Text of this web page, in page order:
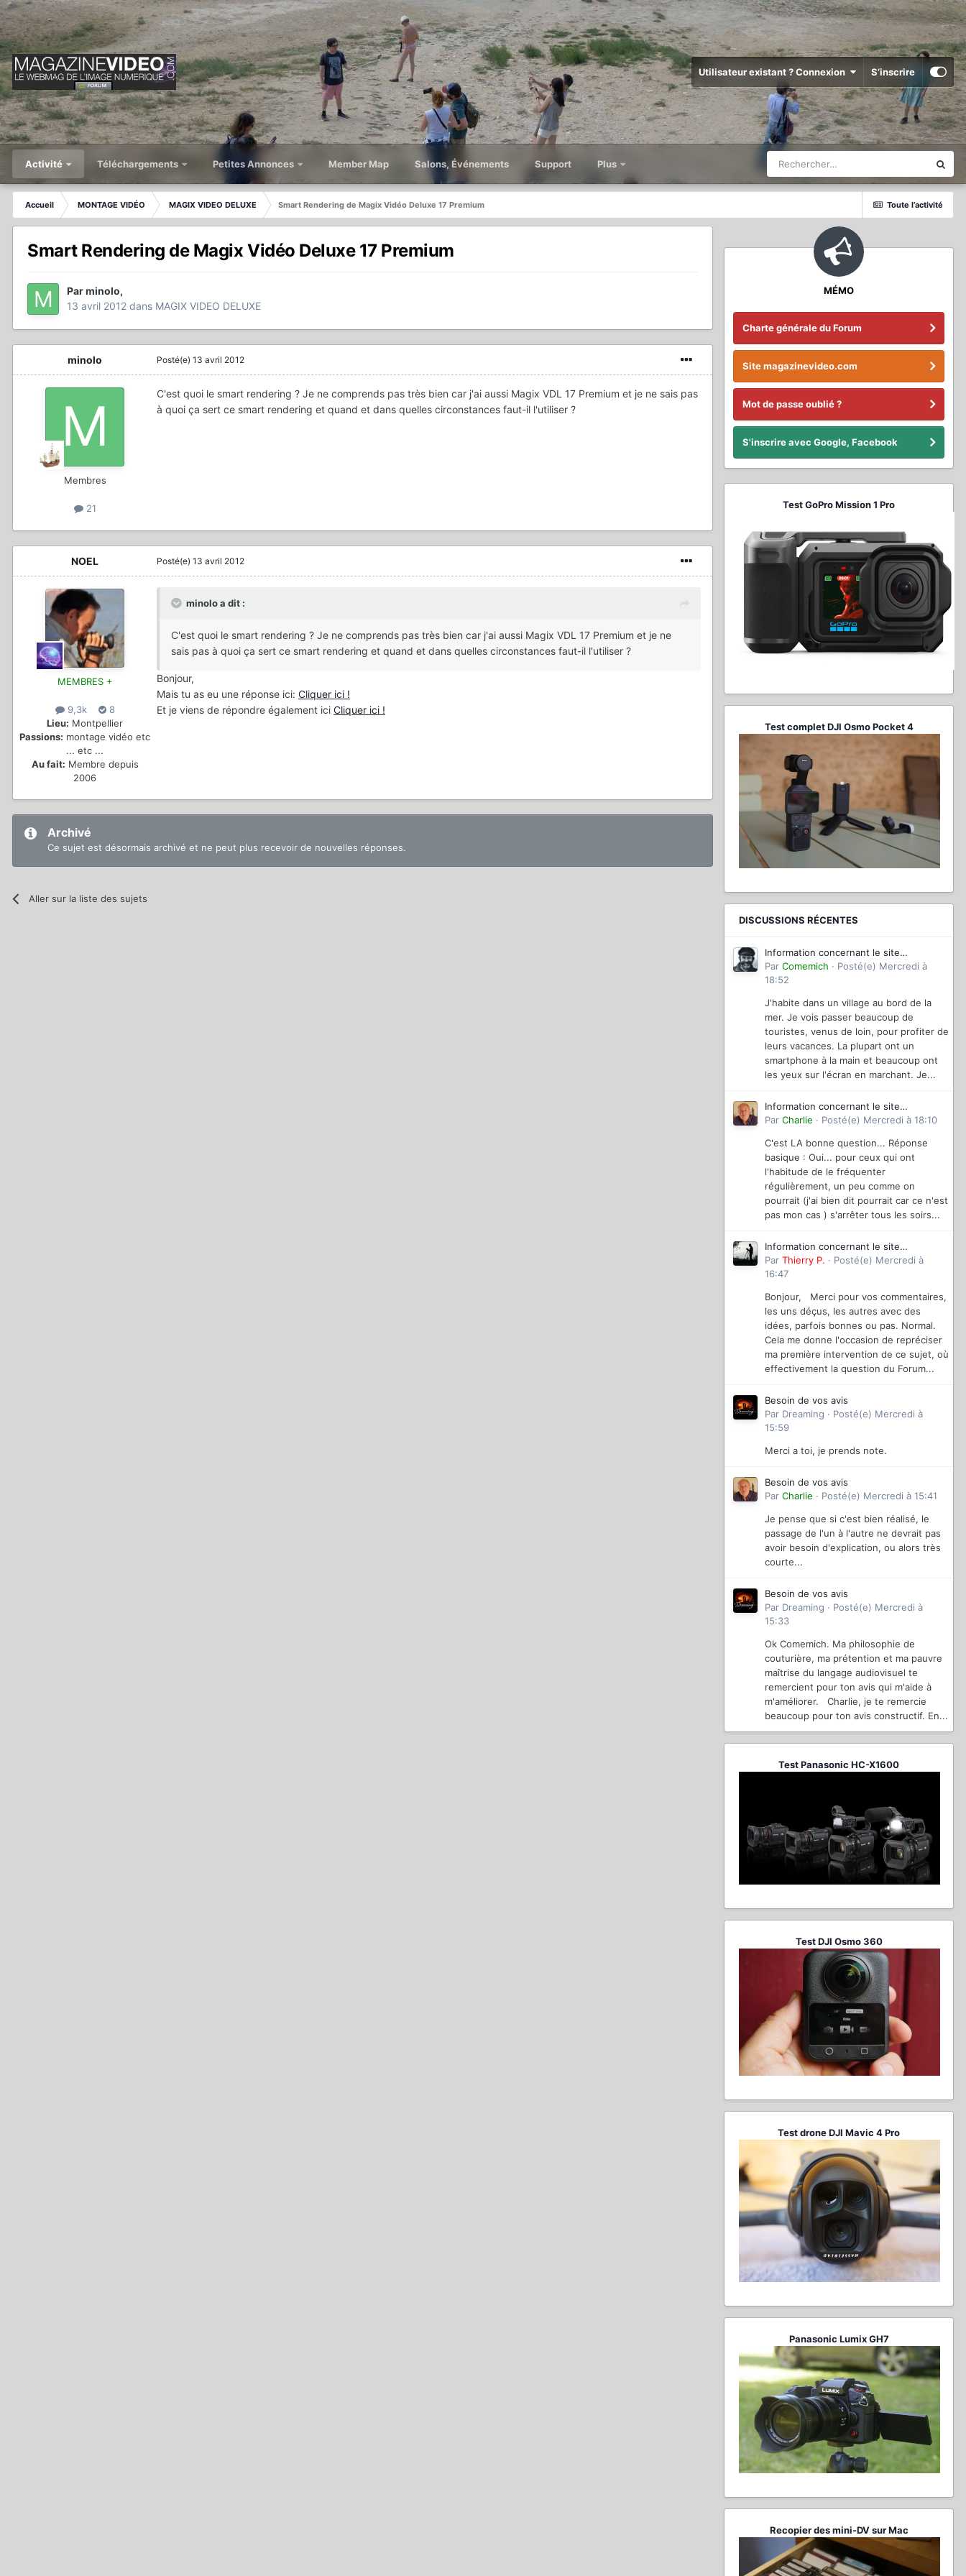
Utilisateur existant ? Connexion S’inscrire
Activité Téléchargements Petites Annonces Member Map Salons, Événements Support Plus
Toute l’activité
Accueil MONTAGE VIDÉO MAGIX VIDEO DELUXE Smart Rendering de Magix Vidéo Deluxe 17 Premium
Smart Rendering de Magix Vidéo Deluxe 17 Premium
Parminolo,
13 avril 2012 dans MAGIX VIDEO DELUXE
minolo
Membres
21
Posté(e) 13 avril 2012
C'est quoi le smart rendering ? Je ne comprends pas très bien car j'ai aussi Magix VDL 17 Premium et je ne sais pas
à quoi ça sert ce smart rendering et quand et dans quelles circonstances faut-il l'utiliser ?
NOEL
MEMBRES +
9,3k
8
Lieu: Montpellier
Passions: montage vidéo etc
... etc ...
Au fait: Membre depuis
2006
Posté(e) 13 avril 2012
minolo a dit :
C'est quoi le smart rendering ? Je ne comprends pas très bien car j'ai aussi Magix VDL 17 Premium et je ne
sais pas à quoi ça sert ce smart rendering et quand et dans quelles circonstances faut-il l'utiliser ?
Bonjour,
Mais tu as eu une réponse ici: Cliquer ici !
Et je viens de répondre également ici Cliquer ici !
Archivé
Ce sujet est désormais archivé et ne peut plus recevoir de nouvelles réponses.
Aller sur la liste des sujets
MÉMO
Charte générale du Forum
Site magazinevideo.com
Mot de passe oublié ?
S'inscrire avec Google, Facebook
Test GoPro Mission 1 Pro
Test complet DJI Osmo Pocket 4
DISCUSSIONS RÉCENTES
Information concernant le site
magazinevideo
Par Comemich · Posté(e) Mercredi à
18:52
J'habite dans un village au bord de la
mer. Je vois passer beaucoup de
touristes, venus de loin, pour profiter de
leurs vacances. La plupart ont un
smartphone à la main et beaucoup ont
les yeux sur l'écran en marchant. Je...
Information concernant le site
magazinevideo
Par Charlie · Posté(e) Mercredi à 18:10
C'est LA bonne question... Réponse
basique : Oui... pour ceux qui ont
l'habitude de le fréquenter
régulièrement, un peu comme on
pourrait (j'ai bien dit pourrait car ce n'est
pas mon cas ) s'arrêter tous les soirs...
Information concernant le site
magazinevideo
Par Thierry P. · Posté(e) Mercredi à
16:47
Bonjour, Merci pour vos commentaires,
les uns déçus, les autres avec des
idées, parfois bonnes ou pas. Normal.
Cela me donne l'occasion de repréciser
ma première intervention de ce sujet, où
effectivement la question du Forum...
Besoin de vos avis
Par Dreaming · Posté(e) Mercredi à
15:59
Merci a toi, je prends note.
Besoin de vos avis
Par Charlie · Posté(e) Mercredi à 15:41
Je pense que si c'est bien réalisé, le
passage de l'un à l'autre ne devrait pas
avoir besoin d'explication, ou alors très
courte...
Besoin de vos avis
Par Dreaming · Posté(e) Mercredi à
15:33
Ok Comemich. Ma philosophie de
couturière, ma prétention et ma pauvre
maîtrise du langage audiovisuel te
remercient pour ton avis qui m'aide à
m'améliorer. Charlie, je te remercie
beaucoup pour ton avis constructif. En...
Test Panasonic HC-X1600
Test DJI Osmo 360
Test drone DJI Mavic 4 Pro
Panasonic Lumix GH7
Recopier des mini-DV sur Mac